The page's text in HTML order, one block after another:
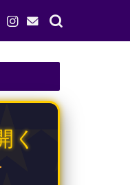
く